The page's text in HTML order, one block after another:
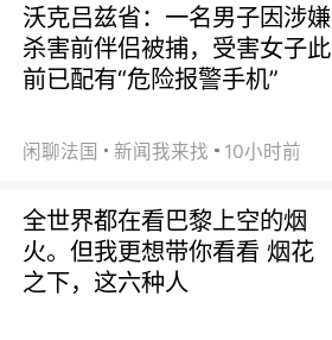
沃克吕兹省：一名男子因涉嫌
杀害前伴侣被捕，受害女子此
前已配有“危险报警手机”
闲聊法国 新闻我来找 10小时前
全世界都在看巴黎上空的烟
火。但我更想带你看看 烟花
之下，这六种人